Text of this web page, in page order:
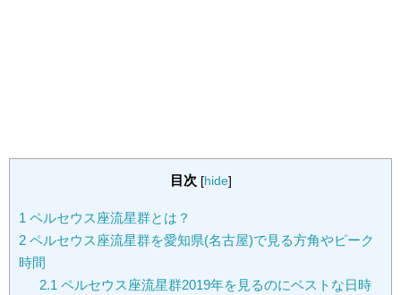
目次 [hide]
1 ペルセウス座流星群とは？
2 ペルセウス座流星群を愛知県(名古屋)で見る方角やピーク
時間
2.1 ペルセウス座流星群2019年を見るのにベストな日時